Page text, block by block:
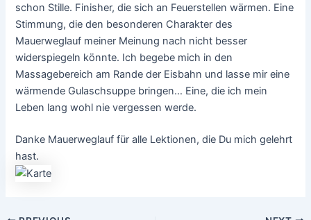
schon Stille. Finisher, die sich an Feuerstellen wärmen. Eine
Stimmung, die den besonderen Charakter des
Mauerweglauf meiner Meinung nach nicht besser
widerspiegeln könnte. Ich begebe mich in den
Massagebereich am Rande der Eisbahn und lasse mir eine
wärmende Gulaschsuppe bringen… Eine, die ich mein
Leben lang wohl nie vergessen werde.
Danke Mauerweglauf für alle Lektionen, die Du mich gelehrt
hast.